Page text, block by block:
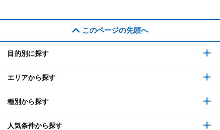
このページの先頭へ
目的別に探す
エリアから探す
種別から探す
人気条件から探す